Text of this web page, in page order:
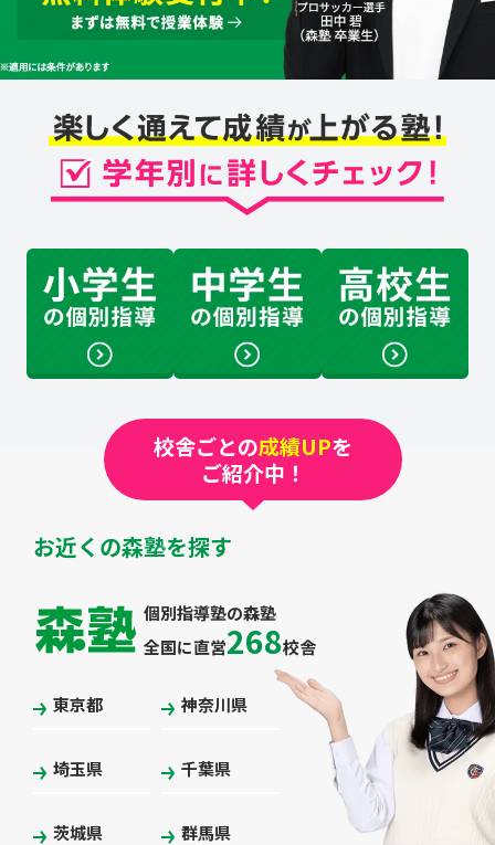
校舎ごとの成績UPを
ご紹介中！
お近くの森塾を探す
個別指導塾の森塾
全国に直営268校舎
東京都 神奈川県
埼玉県 千葉県
茨城県 群馬県